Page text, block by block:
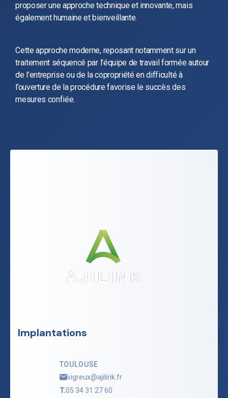
proposer une approche technique et innovante, mais
également humaine et bienveillante.
Cette approche moderne, reposant notamment sur un
traitement séquencé par l’équipe de travail formée autour
de l’entreprise ou de la copropriété en difficulté à
l’ouverture de la procédure favorise le succès des
mesures confiée.
Implantations
TOULOUSE
vigreux@ajilink.fr
T.05 34 31 27 60